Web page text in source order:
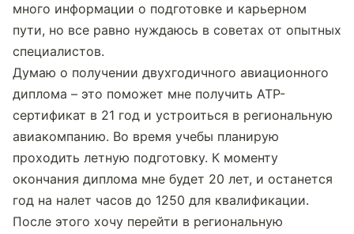
много информации о подготовке и карьерном
пути, но все равно нуждаюсь в советах от опытных
специалистов.
Думаю о получении двухгодичного авиационного
диплома – это поможет мне получить ATP-
сертификат в 21 год и устроиться в региональную
авиакомпанию. Во время учебы планирую
проходить летную подготовку. К моменту
окончания диплома мне будет 20 лет, и останется
год на налет часов до 1250 для квалификации.
После этого хочу перейти в региональную